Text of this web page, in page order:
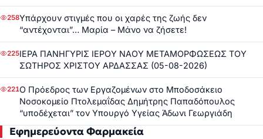
258Υπάρχουν στιγμές που οι χαρές της ζωής δεν
“αντέχονται”… Μαρία – Μάνο να ζήσετε!
225ΙΕΡΑ ΠΑΝΗΓΥΡΙΣ ΙΕΡΟΥ ΝΑΟΥ ΜΕΤΑΜΟΡΦΩΣΕΩΣ ΤΟΥ
ΣΩΤΗΡΟΣ ΧΡΙΣΤΟΥ ΑΡΔΑΣΣΑΣ (05-08-2026)
221Ο Πρόεδρος των Εργαζομένων στο Μποδοσάκειο
Νοσοκομείο Πτολεμαΐδας Δημήτρης Παπαδόπουλος
“υποδέχεται” τον Υπουργό Υγείας Άδωνι Γεωργιάδη
Εφημερεύοντα Φαρμακεία